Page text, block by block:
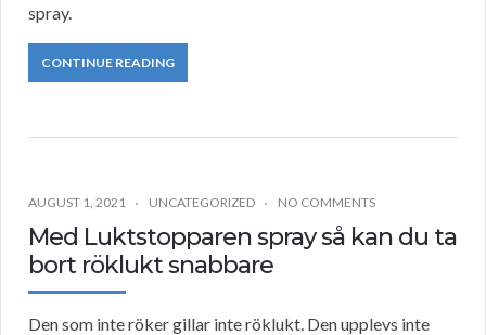
spray.
CONTINUE READING
AUGUST 1, 2021 UNCATEGORIZED NO COMMENTS
Med Luktstopparen spray så kan du ta
bort röklukt snabbare
Den som inte röker gillar inte röklukt. Den upplevs inte